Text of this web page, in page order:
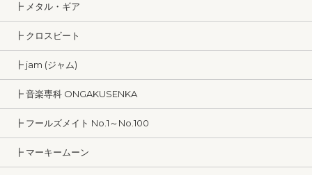
┣ メタル・ギア
┣ クロスビート
┣ jam (ジャム)
┣ 音楽専科 ONGAKUSENKA
┣ フールズメイト No.1～No.100
┣ マーキームーン